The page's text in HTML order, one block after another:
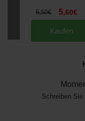
6,50€ 5,60€
Kaufen
Schreiben